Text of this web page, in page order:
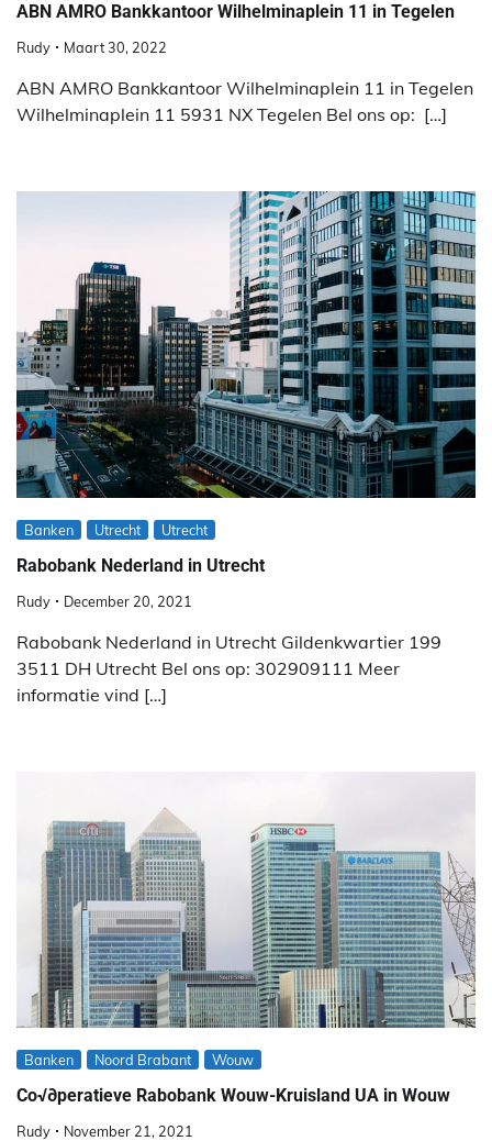
ABN AMRO Bankkantoor Wilhelminaplein 11 in Tegelen
Rudy Maart 30, 2022
ABN AMRO Bankkantoor Wilhelminaplein 11 in Tegelen
Wilhelminaplein 11 5931 NX Tegelen Bel ons op: […]
Banken Utrecht Utrecht
Rabobank Nederland in Utrecht
Rudy December 20, 2021
Rabobank Nederland in Utrecht Gildenkwartier 199
3511 DH Utrecht Bel ons op: 302909111 Meer
informatie vind […]
Banken Noord Brabant Wouw
Co√∂peratieve Rabobank Wouw-Kruisland UA in Wouw
Rudy November 21, 2021